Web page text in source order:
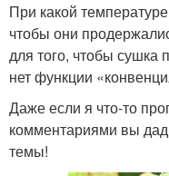
При какой
чтобы они
для того, чтобы сушка
нет функции
Даже если я что-то
комментариями вы
темы!